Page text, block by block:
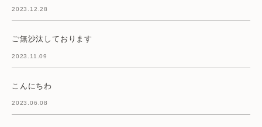
2023.12.28
ご無沙汰しております
2023.11.09
こんにちわ
2023.06.08